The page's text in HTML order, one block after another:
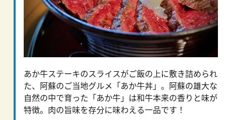
あか牛ステーキのスライスがご飯の上に敷き詰められ
た、阿蘇のご当地グルメ「あか牛丼」。阿蘇の雄大な
自然の中で育った「あか牛」は和牛本来の香りと味が
特徴。肉の旨味を存分に味わえる一品です！